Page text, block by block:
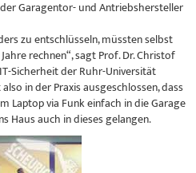
Garagentor- und Antriebshersteller
zu entschlüsseln, müssten selbst
rechnen“, sagt Prof. Dr. Christof
Sicherheit der Ruhr-Universität
in der Praxis ausgeschlossen, dass
Laptop via Funk einfach in die Garage
Haus auch in dieses gelangen.